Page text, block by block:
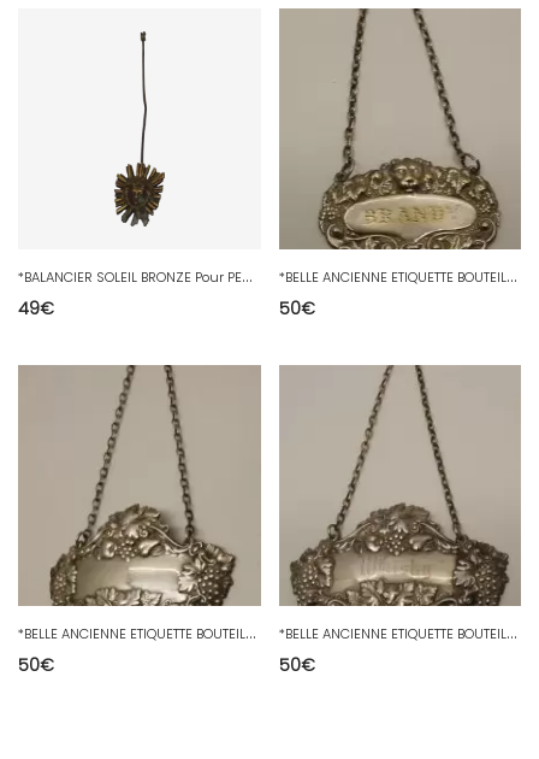
*
BALANCIER SOLEIL BRONZE Pour PENDULE PORTIQUE XIXe PENDULE A COLONNES D
49€
*
BELLE ANCIENNE ETIQUETTE BOUTEILLE BRANDY Métal Argenté ANGLAIS COLLECTION D
50€
*
BELLE ANCIENNE ETIQUETTE BOUTEILLE SHERRY ARGENT ANGLAIS Poinçons COLLECTION D
50€
*
BELLE ANCIENNE ETIQUETTE BOUTEILLE WHISKY ARGENT ANGLAIS Poinçons COLLECTION D
50€